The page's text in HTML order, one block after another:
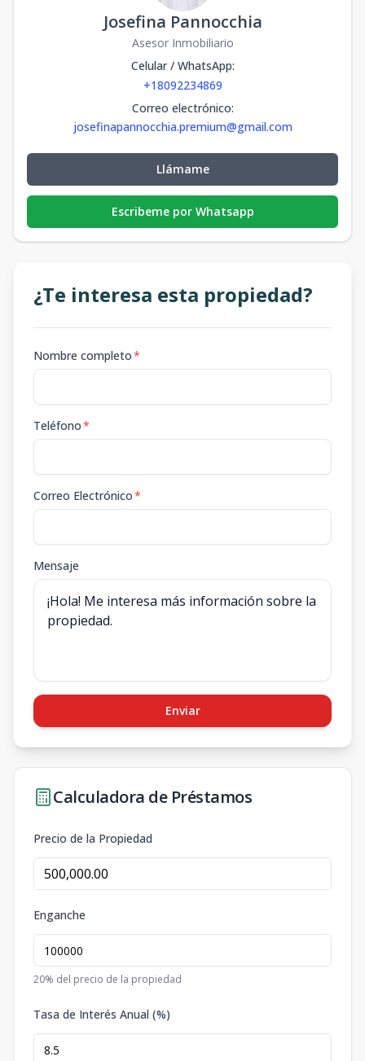
Josefina Pannocchia
Asesor Inmobiliario
Celular / WhatsApp:
+18092234869
Correo electrónico:
josefinapannocchia.premium@gmail.com
Llámame
Escribeme por Whatsapp
¿Te interesa esta propiedad?
Nombre completo*
Teléfono*
Correo Electrónico*
Mensaje
Enviar
Calculadora de Préstamos
Precio de la Propiedad
Enganche
20% del precio de la propiedad
Tasa de Interés Anual (%)